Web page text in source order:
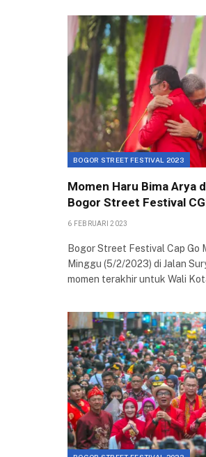
BOGOR STREET FESTIVAL 2023
Momen Haru Bima Arya
Bogor Street Festival
6 FEBRUARI 2023
Bogor Street Festival Cap Go
Minggu (5/2/2023) di Jalan
momen terakhir untuk Wali